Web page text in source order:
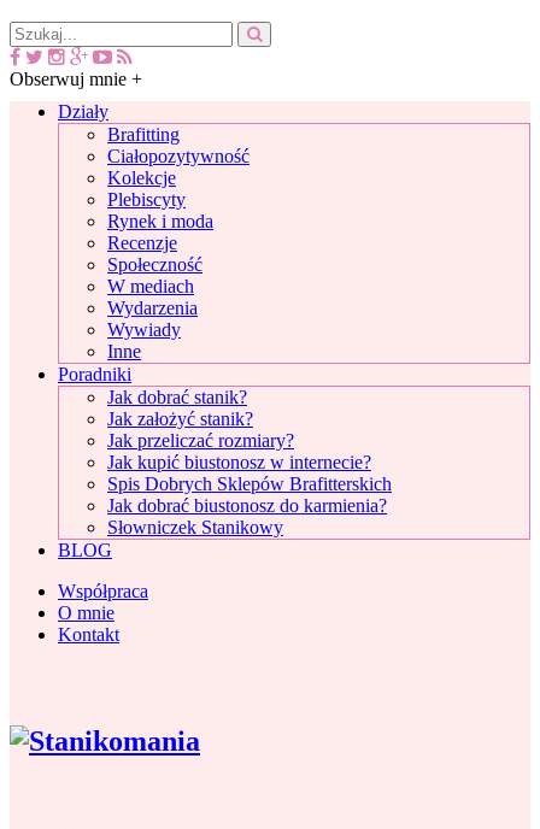
Obserwuj mnie +
Działy
Brafitting
Ciałopozytywność
Kolekcje
Plebiscyty
Rynek i moda
Recenzje
Społeczność
W mediach
Wydarzenia
Wywiady
Inne
Poradniki
Jak dobrać stanik?
Jak założyć stanik?
Jak przeliczać rozmiary?
Jak kupić biustonosz w internecie?
Spis Dobrych Sklepów Brafitterskich
Jak dobrać biustonosz do karmienia?
Słowniczek Stanikowy
BLOG
Współpraca
O mnie
Kontakt